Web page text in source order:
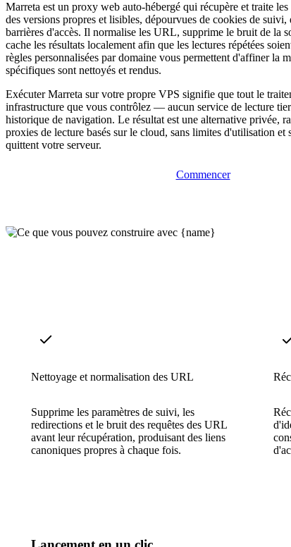
Marreta est un proxy web auto-hébergé qui récupère et traite
des versions propres et lisibles, dépourvues de cookies de suivi,
barrières d'accès. Il normalise les URL, supprime le bruit de la
cache les résultats localement afin que les lectures répétées
règles personnalisées par domaine vous permettent d'affiner la
spécifiques sont nettoyés et rendus.
Exécuter Marreta sur votre propre VPS signifie que tout le
infrastructure que vous contrôlez — aucun service de lecture
historique de navigation. Le résultat est une alternative privée,
proxies de lecture basés sur le cloud, sans limites d'utilisation et
quittent votre serveur.
Commencer
Nettoyage et normalisation des URL
Supprime les paramètres de suivi, les
redirections et le bruit des requêtes des URL
avant leur récupération, produisant des liens
canoniques propres à chaque fois.